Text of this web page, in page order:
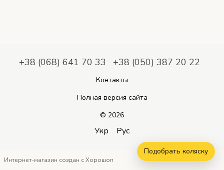
+38 (068) 641 70 33 +38 (050) 387 20 22
Контакты
Полная версия сайта
© 2026
Укр Рус
Интернет-магазин создан с Хорошоп
Подобрать коляску